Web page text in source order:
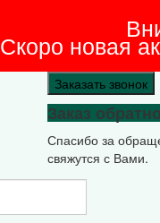
Скоро новая
Заказать звонок
Заказ
Спасибо за
свяжутся с Вами.